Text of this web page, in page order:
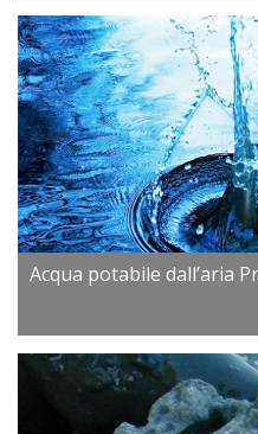
Acqua potabile dall’aria